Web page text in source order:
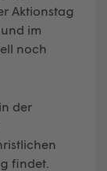
Aktionstag
im
noch
der
findet.